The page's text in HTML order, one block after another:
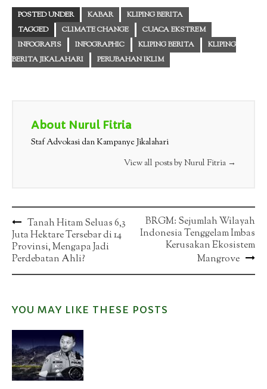
POSTED UNDER KABAR
KLIPING BERITA
TAGGED
CLIMATE CHANGE
CUACA EKSTREM
INFOGRAFIS
INFOGRAPHIC KLIPING BERITA
KLIPING
BERITA JIKALAHARI
PERUBAHAN IKLIM
About Nurul Fitria
Staf Advokasi dan Kampanye Jikalahari
View all posts by Nurul Fitria →
Post
navigation
Tanah Hitam Seluas 6,3
Juta Hektare Tersebar di 14
Provinsi, Mengapa Jadi
Perdebatan Ahli?
BRGM: Sejumlah Wilayah
Indonesia Tenggelam Imbas
Kerusakan Ekosistem
Mangrove
YOU MAY LIKE THESE POSTS